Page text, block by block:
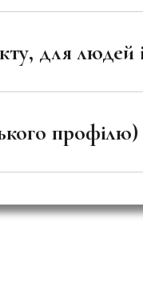
для людей
профілю)